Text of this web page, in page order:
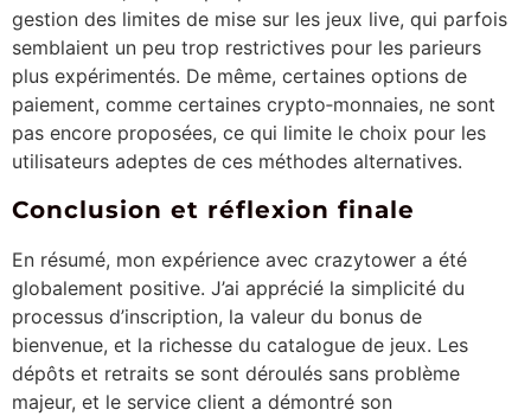
gestion des limites de mise sur les jeux live, qui parfois
semblaient un peu trop restrictives pour les parieurs
plus expérimentés. De même, certaines options de
paiement, comme certaines crypto‑monnaies, ne sont
pas encore proposées, ce qui limite le choix pour les
utilisateurs adeptes de ces méthodes alternatives.
Conclusion et réflexion finale
En résumé, mon expérience avec crazytower a été
globalement positive. J’ai apprécié la simplicité du
processus d’inscription, la valeur du bonus de
bienvenue, et la richesse du catalogue de jeux. Les
dépôts et retraits se sont déroulés sans problème
majeur, et le service client a démontré son